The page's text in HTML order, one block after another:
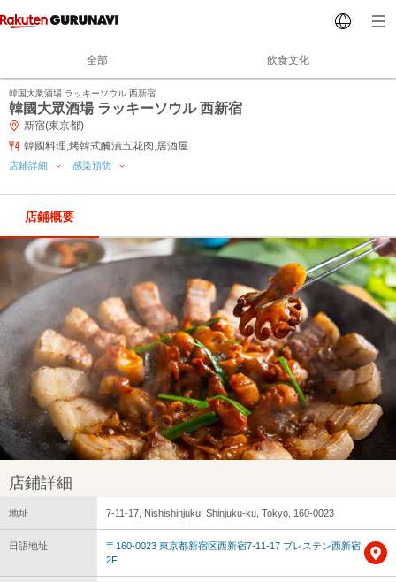
全部 飲食文化
韓国大衆酒場 ラッキーソウル 西新宿
韓國大眾酒場 ラッキーソウル 西新宿
新宿(東京都)
韓國料理,烤韓式醃漬五花肉,居酒屋
店鋪詳細 感染預防
店鋪概要
店鋪詳細
地址 7-11-17, Nishishinjuku, Shinjuku-ku, Tokyo, 160-0023
日語地址
〒160-0023 東京都新宿区西新宿7-11-17 ブレステン西新宿
2F